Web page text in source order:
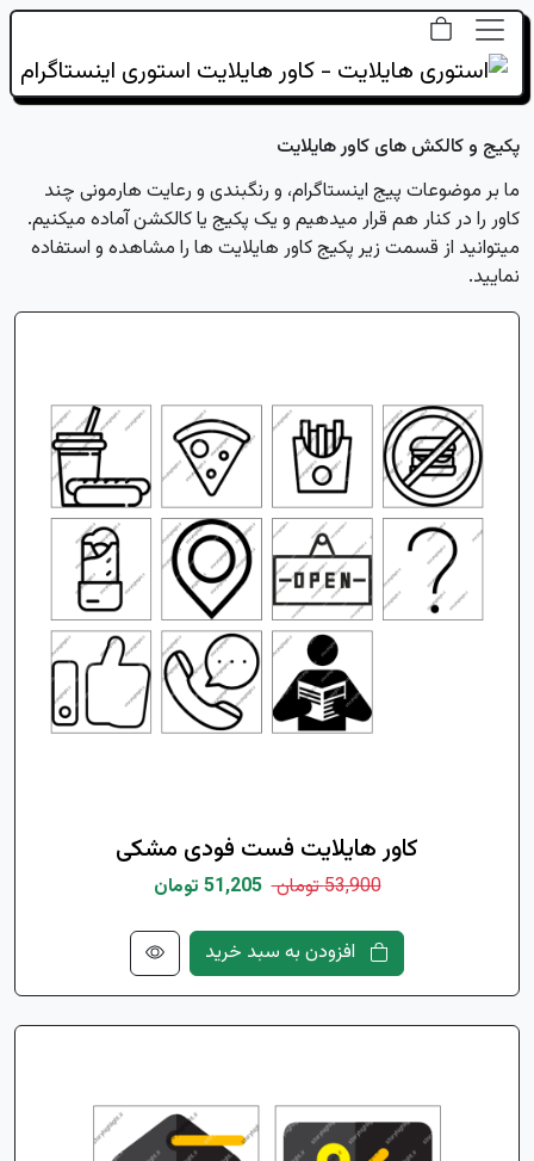
پکیج و کالکش های کاور هایلایت
ما بر موضوعات پیج اینستاگرام، و رنگبندی و رعایت هارمونی چند
کاور را در کنار هم قرار میدهیم و یک پکیج یا کالکشن آماده میکنیم.
میتوانید از قسمت زیر پکیج کاور هایلایت ها را مشاهده و استفاده
نمایید.
کاور هایلایت فست فودی مشکی
53,900 تومان 51,205 تومان